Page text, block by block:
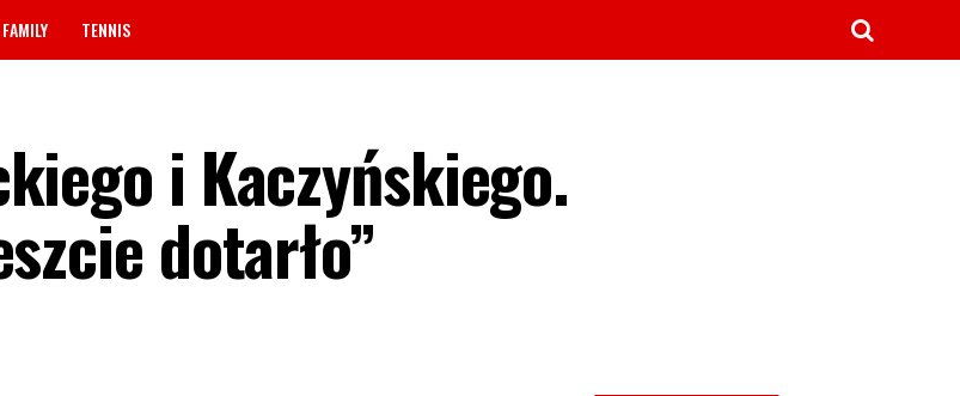
TENNIS
i Kaczyńskiego.
dotarło”